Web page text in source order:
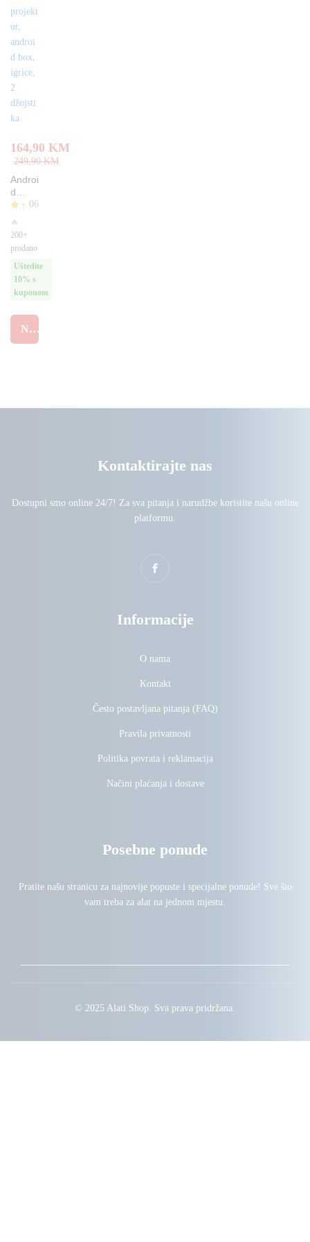
164,90 KM
249,90KM
Androi
d
projek
tor,
androi
d box,
igrice,
2
džojsti
ka
Oc
jen
o
5.0
0
od
5
06
🔥
200+
prodano
Uštedite
10% s
kuponom
NARUČI
Kontaktirajte nas
Dostupni smo online 24/7! Za sva pitanja i narudžbe koristite našu online
platformu.
Informacije
O nama
Kontakt
Često postavljana pitanja (FAQ)
Pravila privatnosti
Politika povrata i reklamacija
Načini plaćanja i dostave
Posebne ponude
Pratite našu stranicu za najnovije popuste i specijalne ponude! Sve što
vam treba za alat na jednom mjestu.
© 2025 Alati Shop. Sva prava pridržana.